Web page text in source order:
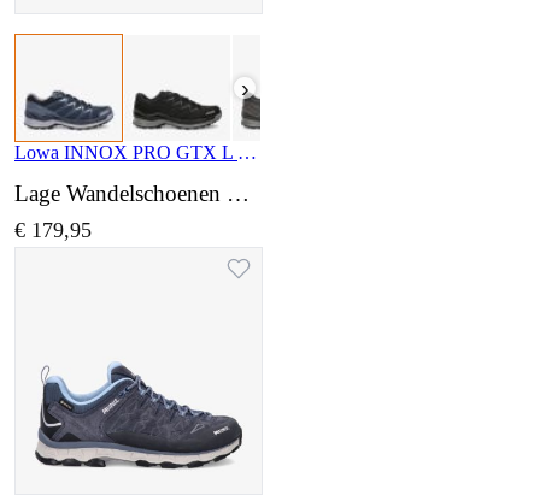
›
Lowa INNOX PRO GTX L LM311709 7910
Lage Wandelschoenen wijdte Normaal
€ 179,95